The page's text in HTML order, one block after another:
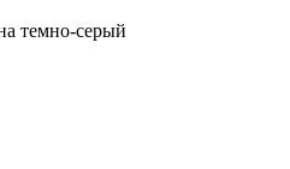
темно-серый